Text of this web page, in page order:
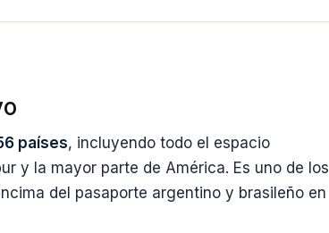
países, incluyendo todo el espacio
y la mayor parte de América. Es uno de los
del pasaporte argentino y brasileño en